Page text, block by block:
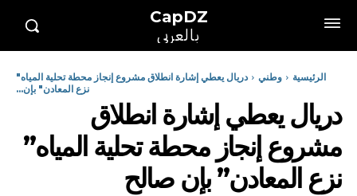
CapDZ
بالعربي
الرئيسية وطني
دريال يعطي إشارة انطلاق مشروع إنجاز محطة تحلية المياه"
نزع المعادن" بإن...
دريال يعطي إشارة انطلاق
مشروع إنجاز محطة تحلية المياه”
نزع المعادن” بإن صالح